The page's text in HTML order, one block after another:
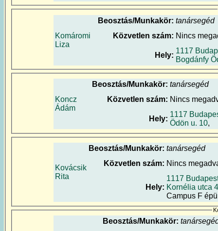
Komáromi
Liza
Beosztás/Munkakör: tanársegéd
Közvetlen szám: Nincs
Hely:
1117
Bogdánfy
Koncz
Ádám
Beosztás/Munkakör: tanársegéd
Közvetlen szám: Nincs
Hely:
1117
Ödön u. 10,
Kovácsik
Rita
Beosztás/Munkakör: tanársegéd
Közvetlen szám: Nincs
Hely:
1117
Kornélia utca
Campus F
Beosztás/Munkakör: